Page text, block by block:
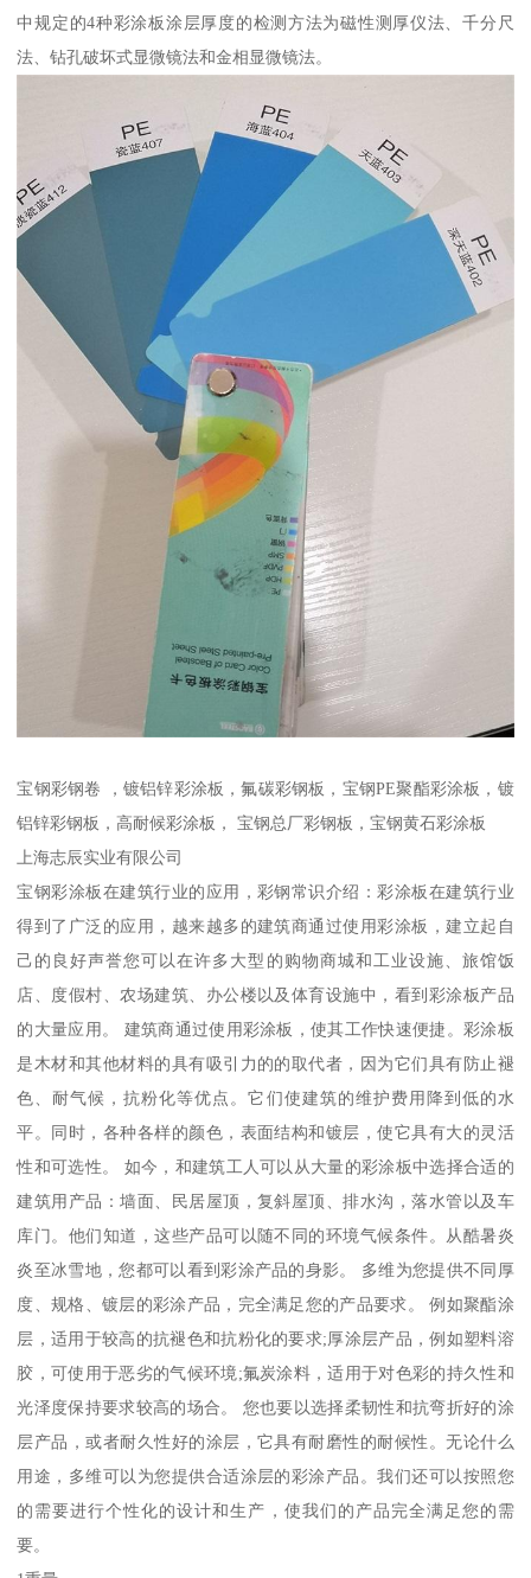
中规定的4种彩涂板涂层厚度的检测方法为磁性测厚仪法、千分尺
法、钻孔破坏式显微镜法和金相显微镜法。
宝钢彩钢卷 ，镀铝锌彩涂板，氟碳彩钢板，宝钢PE聚酯彩涂板，镀
铝锌彩钢板，高耐候彩涂板， 宝钢总厂彩钢板，宝钢黄石彩涂板
上海志辰实业有限公司
宝钢彩涂板在建筑行业的应用，彩钢常识介绍：彩涂板在建筑行业
得到了广泛的应用，越来越多的建筑商通过使用彩涂板，建立起自
己的良好声誉您可以在许多大型的购物商城和工业设施、旅馆饭
店、度假村、农场建筑、办公楼以及体育设施中，看到彩涂板产品
的大量应用。 建筑商通过使用彩涂板，使其工作快速便捷。彩涂板
是木材和其他材料的具有吸引力的的取代者，因为它们具有防止褪
色、耐气候，抗粉化等优点。它们使建筑的维护费用降到低的水
平。同时，各种各样的颜色，表面结构和镀层，使它具有大的灵活
性和可选性。 如今，和建筑工人可以从大量的彩涂板中选择合适的
建筑用产品：墙面、民居屋顶，复斜屋顶、排水沟，落水管以及车
库门。他们知道，这些产品可以随不同的环境气候条件。从酷暑炎
炎至冰雪地，您都可以看到彩涂产品的身影。 多维为您提供不同厚
度、规格、镀层的彩涂产品，完全满足您的产品要求。 例如聚酯涂
层，适用于较高的抗褪色和抗粉化的要求;厚涂层产品，例如塑料溶
胶，可使用于恶劣的气候环境;氟炭涂料，适用于对色彩的持久性和
光泽度保持要求较高的场合。 您也要以选择柔韧性和抗弯折好的涂
层产品，或者耐久性好的涂层，它具有耐磨性的耐候性。无论什么
用途，多维可以为您提供合适涂层的彩涂产品。我们还可以按照您
的需要进行个性化的设计和生产，使我们的产品完全满足您的需
要。